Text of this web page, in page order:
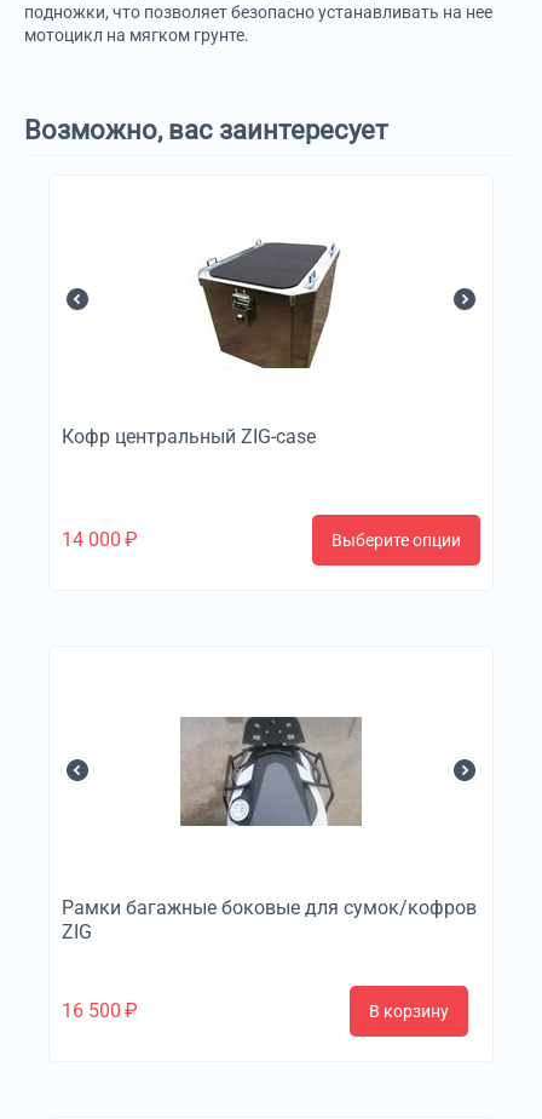
подножки, что позволяет безопасно устанавливать на нее
мотоцикл на мягком грунте.
Возможно, вас заинтересует
Кофр центральный ZIG-case
14 000 ₽ Выберите опции
Рамки багажные боковые для сумок/кофров
ZIG
16 500 ₽ В корзину